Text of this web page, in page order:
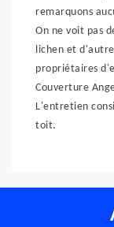
remarquons
On ne voit pas
lichen et
propriétaires
Couverture
L'entretien
toit.